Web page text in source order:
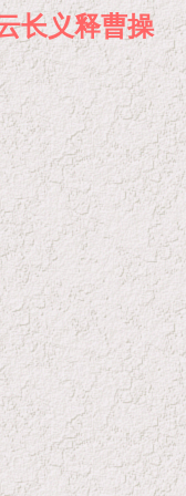
关云长义释